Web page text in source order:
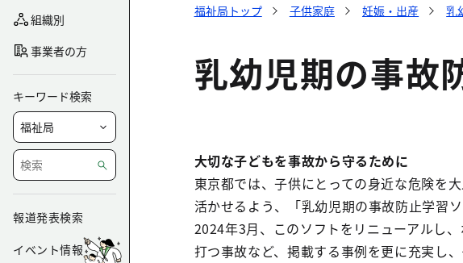
組織別
事業者の方
キーワード検索
報道発表検索
イベント情報
福祉局トップ 子供家庭 妊娠・出産 乳
乳幼児期の事故
大切な子どもを事故から守るために
東京都では、子供にとっての身近な危険を
活かせるよう、「乳幼児期の事故防止学習
2024年3月、このソフトをリニューアルし
打つ事故など、掲載する事例を更に充実し